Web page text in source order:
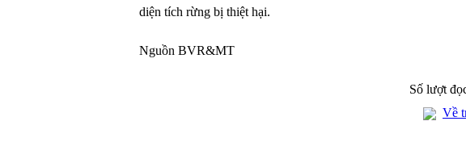
diện tích rừng bị thiệt hại.
Nguồn BVR&MT
Số lượt
Về